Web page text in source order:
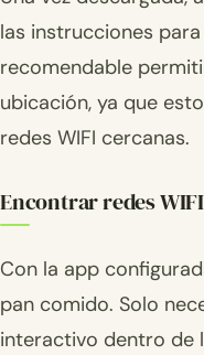
las instrucciones
recomendable
ubicación, ya que
redes WIFI cercanas.
Encontrar redes WIFI
Con la app
pan comido. Solo
interactivo dentro de